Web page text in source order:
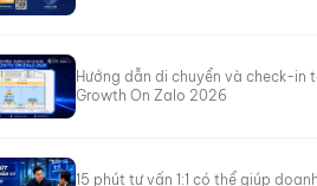
Hướng dẫn di chuyển và check-in
Growth On Zalo 2026
15 phút tư vấn 1:1 có thể giúp doanh